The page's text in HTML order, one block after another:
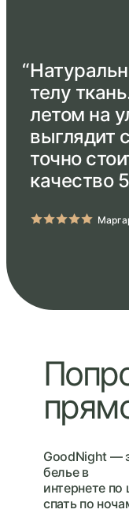
“
телу
летом на
выглядит
точно
качество
GoodNight —
белье в
интернете
спать по